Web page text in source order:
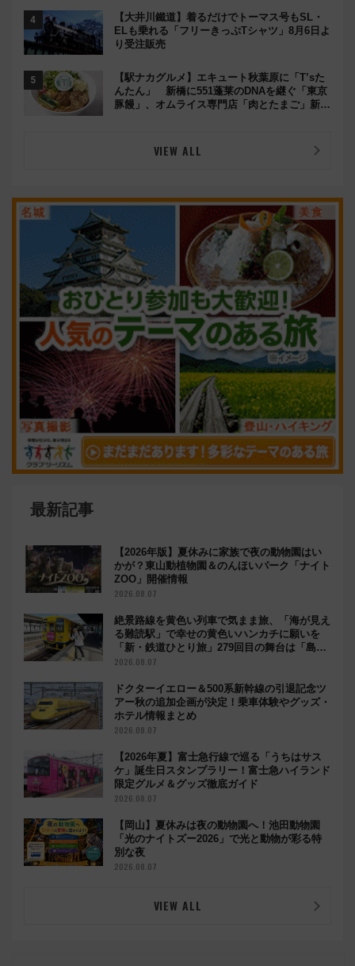
【大井川鐵道】着るだけでトーマス号もSL・
ELも乗れる「フリーきっぷTシャツ」8月6日よ
り受注販売
【駅ナカグルメ】エキュート秋葉原に「T’sた
んたん」 新橋に551蓬莱のDNAを継ぐ「東京
豚饅」、オムライス専門店「肉とたまご」新グ
VIEW ALL
最新記事
【2026年版】夏休みに家族で夜の動物園はい
かが？東山動植物園＆のんほいパーク「ナイト
ZOO」開催情報
2026.08.07
絶景路線を黄色い列車で気まま旅、「海が見え
る難読駅」で幸せの黄色いハンカチに願いを
「新・鉄道ひとり旅」279回目の舞台は「島原
鉄道」
2026.08.07
ドクターイエロー＆500系新幹線の引退記念ツ
アー秋の追加企画が決定！乗車体験やグッズ・
ホテル情報まとめ
2026.08.07
【2026年夏】富士急行線で巡る「うちはサス
ケ」誕生日スタンプラリー！富士急ハイランド
限定グルメ＆グッズ徹底ガイド
2026.08.07
【岡山】夏休みは夜の動物園へ！池田動物園
「光のナイトズー2026」で光と動物が彩る特
別な夜
2026.08.07
VIEW ALL